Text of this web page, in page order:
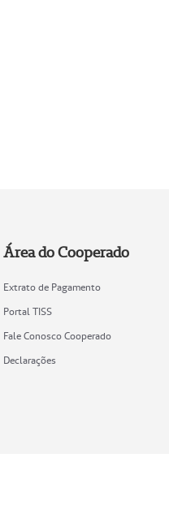
Área do Cooperado
Extrato de Pagamento
Portal TISS
Fale Conosco Cooperado
Declarações